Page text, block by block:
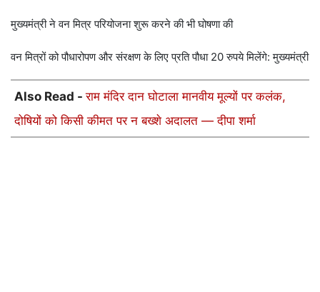
मुख्यमंत्री ने वन मित्र परियोजना शुरू करने की भी घोषणा की
वन मित्रों को पौधारोपण और संरक्षण के लिए प्रति पौधा 20 रुपये मिलेंगे: मुख्यमंत्री
Also Read -राम मंदिर दान घोटाला मानवीय मूल्यों पर कलंक,
दोषियों को किसी कीमत पर न बख्शे अदालत — दीपा शर्मा